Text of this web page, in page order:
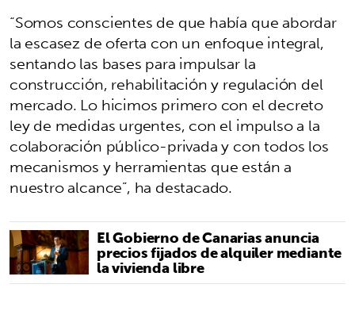
“Somos conscientes de que había que abordar
la escasez de oferta con un enfoque integral,
sentando las bases para impulsar la
construcción, rehabilitación y regulación del
mercado. Lo hicimos primero con el decreto
ley de medidas urgentes, con el impulso a la
colaboración público-privada y con todos los
mecanismos y herramientas que están a
nuestro alcance”, ha destacado.
El Gobierno de Canarias anuncia
precios fijados de alquiler mediante
la vivienda libre